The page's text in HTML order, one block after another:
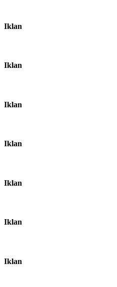
Iklan
Iklan
Iklan
Iklan
Iklan
Iklan
Iklan